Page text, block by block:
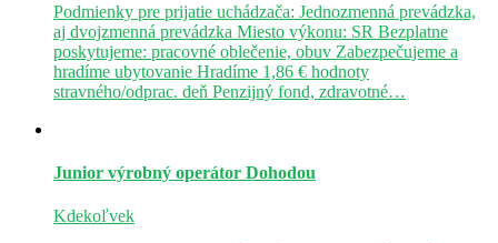
Podmienky pre prijatie uchádzača: Jednozmenná prevádzka,
aj dvojzmenná prevádzka Miesto výkonu: SR Bezplatne
poskytujeme: pracovné oblečenie, obuv Zabezpečujeme a
hradíme ubytovanie Hradíme 1,86 € hodnoty
stravného/odprac. deň Penzijný fond, zdravotné…
Junior výrobný operátor Dohodou
Kdekoľvek